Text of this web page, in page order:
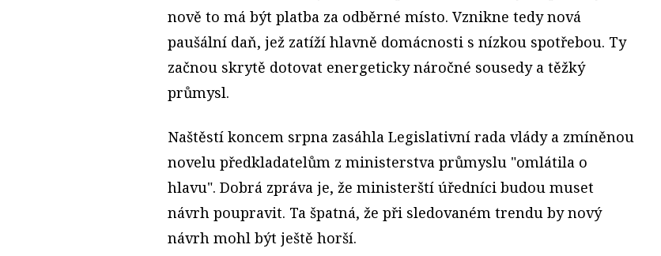
nově to má být platba za odběrné místo. Vznikne tedy nová
paušální daň, jež zatíží hlavně domácnosti s nízkou spotřebou. Ty
začnou skrytě dotovat energeticky náročné sousedy a těžký
průmysl.
Naštěstí koncem srpna zasáhla Legislativní rada vlády a zmíněnou
novelu předkladatelům z ministerstva průmyslu "omlátila o
hlavu". Dobrá zpráva je, že ministerští úředníci budou muset
návrh poupravit. Ta špatná, že při sledovaném trendu by nový
návrh mohl být ještě horší.